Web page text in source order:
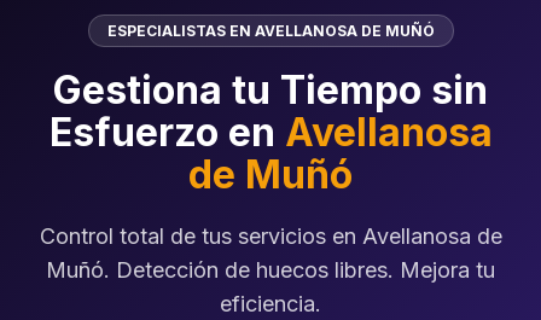
ESPECIALISTAS EN AVELLANOSA DE MUÑÓ
Gestiona tu Tiempo sin
Esfuerzo en Avellanosa
de Muñó
Control total de tus servicios en Avellanosa de
Muñó. Detección de huecos libres. Mejora tu
eficiencia.